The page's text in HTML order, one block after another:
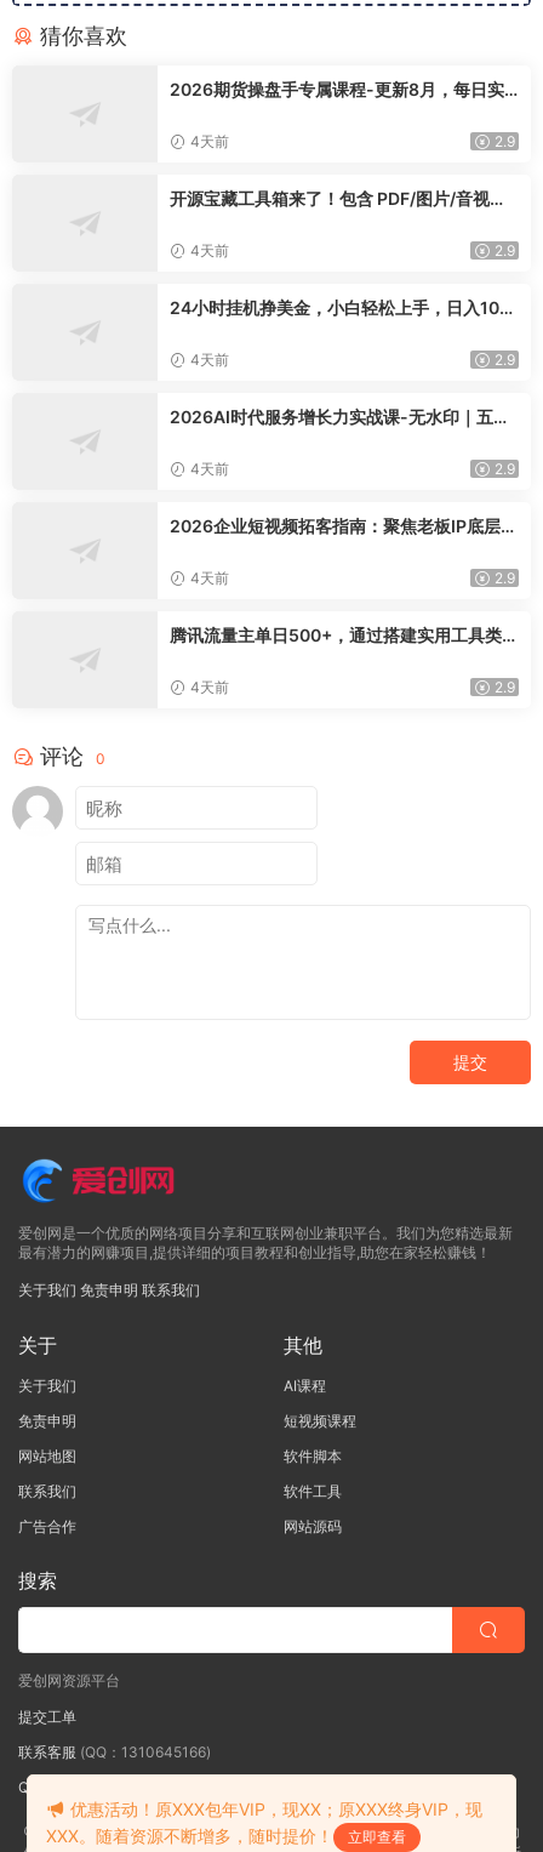
猜你喜欢
2026期货操盘手专属课程-更新8月，每日实
4天前 2.9
开源宝藏工具箱来了！包含 PDF/图片/音视频/
knit-desktop
4天前 2.9
24小时挂机挣美金，小白轻松上手，日入100
4天前 2.9
2026AI时代服务增长力实战课-无水印｜五力
卷实现长效业绩增长
4天前 2.9
2026企业短视频拓客指南：聚焦老板IP底层逻
交完整获客链路
4天前 2.9
腾讯流量主单日500+，通过搭建实用工具类小
4天前 2.9
评论 0
提交
爱创网是一个优质的网络项目分享和互联网创业兼职平台。我们为您精选最新
最有潜力的网赚项目,提供详细的项目教程和创业指导,助您在家轻松赚钱！
关于我们 免责申明 联系我们
关于
关于我们
免责申明
网站地图
联系我们
广告合作
其他
AI课程
短视频课程
软件脚本
软件工具
网站源码
搜索
爱创网资源平台
提交工单
联系客服 (QQ：1310645166)
QQ群
©2018-2026爱创网网内容全部来自网络，版权争议与本站无关，如果您认为
优惠活动！原XXX包年VIP，现XX；原XXX终身VIP，现
XXX。随着资源不断增多，随时提价！
立即查看